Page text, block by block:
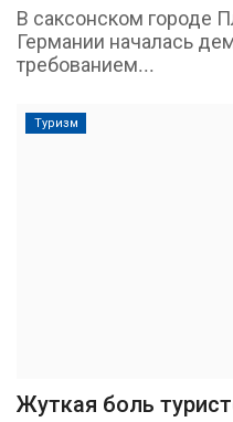
В саксонском городе
Германии началась
требованием...
Туризм
Жуткая боль